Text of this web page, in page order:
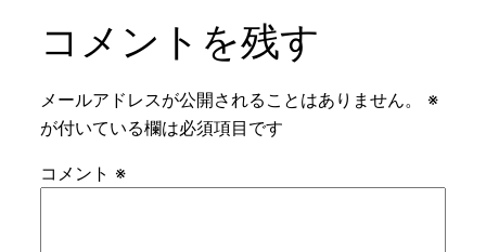
コメントを残す
メールアドレスが公開されることはありません。
※
が付いている欄は必須項目です
コメント ※